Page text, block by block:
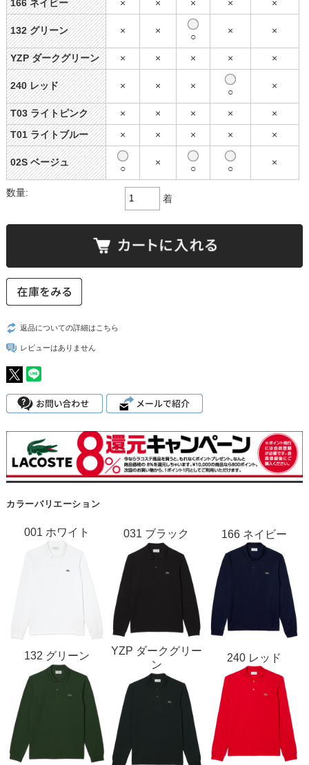
166 ネイビー × × × × ×
132 グリーン × ×
○
× ×
YZP ダークグリーン × × × × ×
240 レッド × × ×
○
×
T03 ライトピンク × × × × ×
T01 ライトブルー × × × × ×
02S ベージュ
○
×
○ ○
×
数量:
着
返品についての詳細はこちら
レビューはありません
カラーバリエーション
001 ホワイト 031 ブラック 166 ネイビー
132 グリーン
YZP ダークグリー
ン
240 レッド